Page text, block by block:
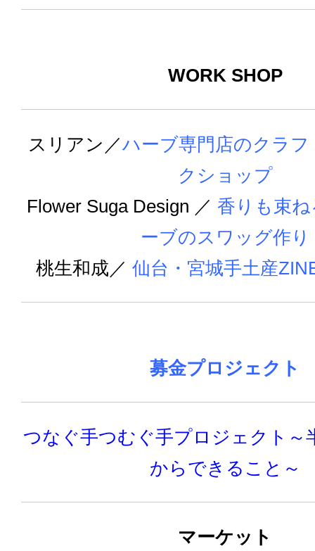
WORK SHOP
スリアン ／ハーブ専門店のクラ
クショップ
Flower Suga Design ／ 香りも束
ーブのスワッグ作り
桃生和成／ 仙台・宮城手土産
募金プロジェクト
つなぐ手つむぐ手プロジェクト～
からできること～
マーケット